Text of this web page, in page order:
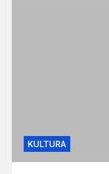
KULTURA